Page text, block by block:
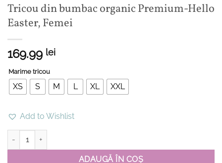
Tricou din bumbac organic Premium-Hello
Easter, Femei
169.99 lei
Marime tricou
XS S M L XL XXL
Add to Wishlist
ADAUGĂ ÎN COȘ